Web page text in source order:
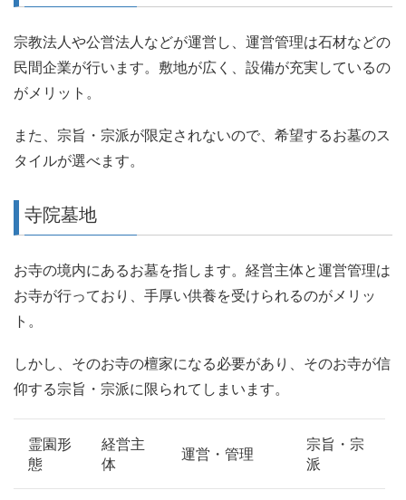
宗教法人や公営法人などが運営し、運営管理は石材などの
民間企業が行います。敷地が広く、設備が充実しているの
がメリット。
また、宗旨・宗派が限定されないので、希望するお墓のス
タイルが選べます。
寺院墓地
お寺の境内にあるお墓を指します。経営主体と運営管理は
お寺が行っており、手厚い供養を受けられるのがメリッ
ト。
しかし、そのお寺の檀家になる必要があり、そのお寺が信
仰する宗旨・宗派に限られてしまいます。
霊園形
態
経営主
体
運営・管理
宗旨・宗
派